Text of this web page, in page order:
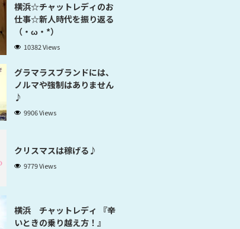
横浜☆チャットレディのお
仕事☆新人時代を振り返る
（・ω・*）
10382 Views
グラマラスブランドには、
ノルマや強制はありません
♪
9906 Views
クリスマスは稼げる♪
9779 Views
横浜 チャットレディ 『辛
いときの乗り越え方！』